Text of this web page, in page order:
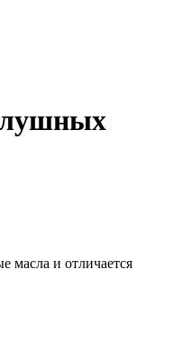
масла и отличается